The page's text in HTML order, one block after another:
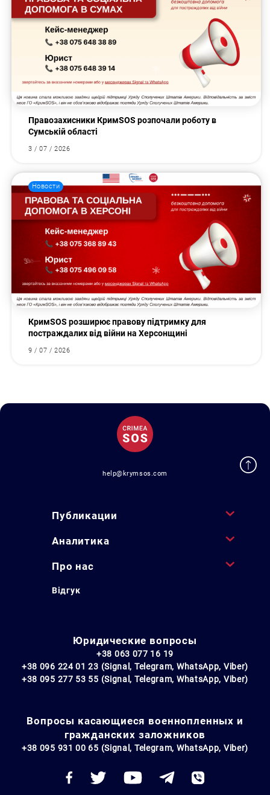
Правозахисники КримSOS розпочали роботу в
Сумській області
3 / 07 / 2026
Новости
КримSOS розширює правову підтримку для
постраждалих від війни на Херсонщині
9 / 07 / 2026
help@krymsos.com
Публикации
Аналитика
Про нас
Відгук
Юридические вопросы
+38 063 077 16 19
+38 096 224 01 23 (Signal, Telegram, WhatsApp, Viber)
+38 095 277 53 55 (Signal, Telegram, WhatsApp, Viber)
Вопросы касающиеся военнопленных и
гражданских заложников
+38 095 931 00 65 (Signal, Telegram, WhatsApp, Viber)